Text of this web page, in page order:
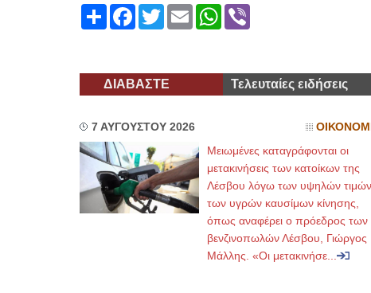
ShareFacebook
TwitterEmailWhatsApp
Viber
ΔΙΑΒΑΣΤΕ Τελευταίες ειδήσεις
7 ΑΥΓΟΥΣΤΟΥ 2026
Μειωμένες καταγράφονται οι
μετακινήσεις των κατοίκων της
Λέσβου λόγω των υψηλών τιμών
των υγρών καυσίμων κίνησης,
όπως αναφέρει ο πρόεδρος των
βενζινοπωλών Λέσβου, Γιώργος
Μάλλης. «Οι μετακινήσε...
ΕΙΔΙΚΟΣ